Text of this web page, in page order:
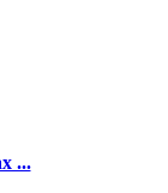
...